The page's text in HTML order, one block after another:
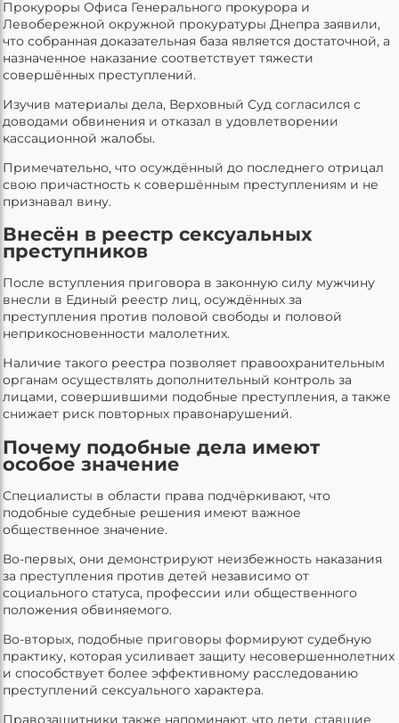
Прокуроры Офиса Генерального прокурора и
Левобережной окружной прокуратуры Днепра заявили,
что собранная доказательная база является достаточной, а
назначенное наказание соответствует тяжести
совершённых преступлений.
Изучив материалы дела, Верховный Суд согласился с
доводами обвинения и отказал в удовлетворении
кассационной жалобы.
Примечательно, что осуждённый до последнего отрицал
свою причастность к совершённым преступлениям и не
признавал вину.
Внесён в реестр сексуальных
преступников
После вступления приговора в законную силу мужчину
внесли в Единый реестр лиц, осуждённых за
преступления против половой свободы и половой
неприкосновенности малолетних.
Наличие такого реестра позволяет правоохранительным
органам осуществлять дополнительный контроль за
лицами, совершившими подобные преступления, а также
снижает риск повторных правонарушений.
Почему подобные дела имеют
особое значение
Специалисты в области права подчёркивают, что
подобные судебные решения имеют важное
общественное значение.
Во-первых, они демонстрируют неизбежность наказания
за преступления против детей независимо от
социального статуса, профессии или общественного
положения обвиняемого.
Во-вторых, подобные приговоры формируют судебную
практику, которая усиливает защиту несовершеннолетних
и способствует более эффективному расследованию
преступлений сексуального характера.
Правозащитники также напоминают, что дети, ставшие